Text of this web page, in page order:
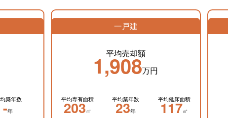
築年数
-年
一戸建
平均売却額
1,908万円
平均専有面積
203㎡
平均築年数
23年
平均延床面積
117㎡